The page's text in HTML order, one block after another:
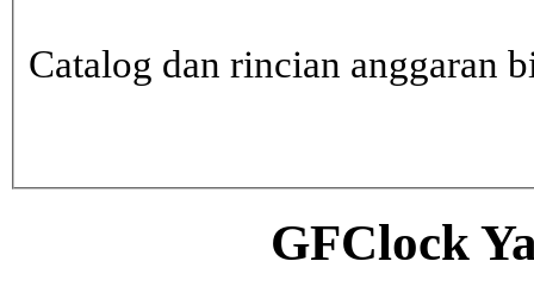
Catalog dan rincian anggaran
GFClock